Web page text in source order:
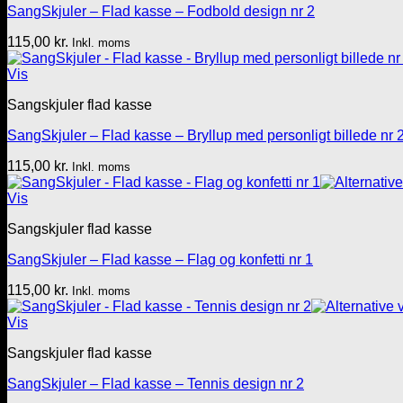
SangSkjuler – Flad kasse – Fodbold design nr 2
115,00 kr. Inkl. moms
Vis
Sangskjuler flad kasse
SangSkjuler – Flad kasse – Bryllup med personligt billede nr
115,00 kr. Inkl. moms
Vis
Sangskjuler flad kasse
SangSkjuler – Flad kasse – Flag og konfetti nr 1
115,00 kr. Inkl. moms
Vis
Sangskjuler flad kasse
SangSkjuler – Flad kasse – Tennis design nr 2